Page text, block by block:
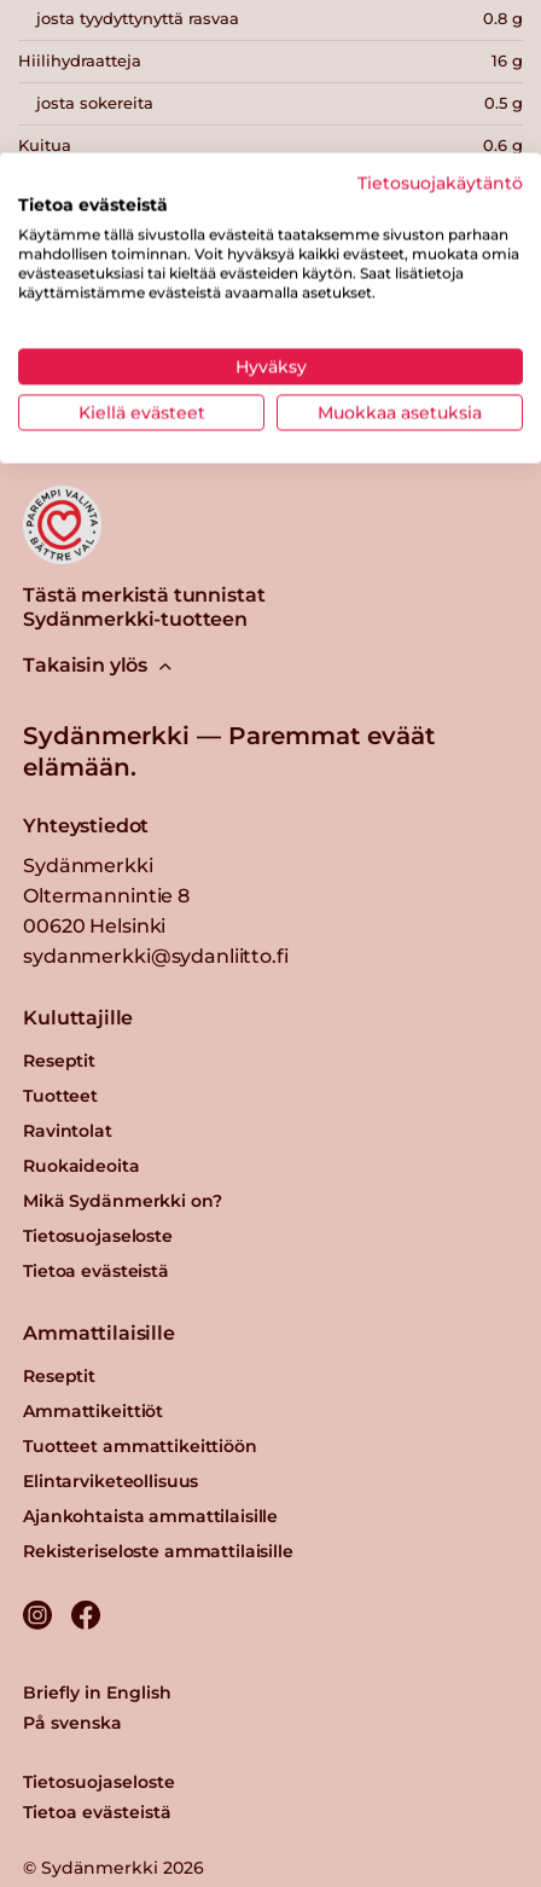
josta tyydyttynyttä rasvaa 0.8 g
Hiilihydraatteja 16 g
josta sokereita 0.5 g
Kuitua 0.6 g
13 g
Suolaa 0.9 g
Jaa tuote
Tästä merkistä tunnistat
Sydänmerkki-tuotteen
Takaisin ylös
Sydänmerkki — Paremmat eväät
elämään.
Yhteystiedot
Sydänmerkki
Oltermannintie 8
00620 Helsinki
sydanmerkki@sydanliitto.fi
Kuluttajille
Reseptit
Tuotteet
Ravintolat
Ruokaideoita
Mikä Sydänmerkki on?
Tietosuojaseloste
Tietoa evästeistä
Ammattilaisille
Reseptit
Ammattikeittiöt
Tuotteet ammattikeittiöön
Elintarviketeollisuus
Ajankohtaista ammattilaisille
Rekisteriseloste ammattilaisille
© Sydänmerkki 2026
Tietosuojaseloste
Tietoa evästeistä
Briefly in English
På svenska
Tietosuojakäytäntö
Tietoa evästeistä
Käytämme tällä sivustolla evästeitä taataksemme sivuston parhaan
mahdollisen toiminnan. Voit hyväksyä kaikki evästeet, muokata omia
evästeasetuksiasi tai kieltää evästeiden käytön. Saat lisätietoja
käyttämistämme evästeistä avaamalla asetukset.
Hyväksy
Kiellä evästeet Muokkaa asetuksia